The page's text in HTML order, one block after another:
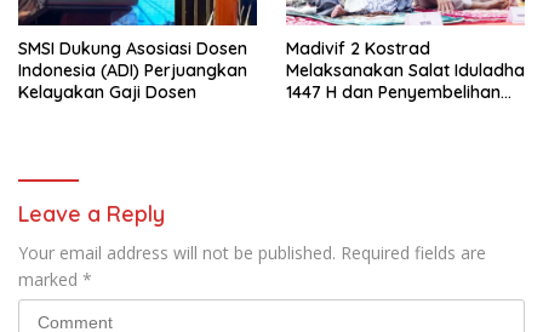
SMSI Dukung Asosiasi Dosen
Indonesia (ADI) Perjuangkan
Kelayakan Gaji Dosen
Madivif 2 Kostrad
Melaksanakan Salat Iduladha
1447 H dan Penyembelihan
Leave a Reply
Your email address will not be published. Required fields are
marked *